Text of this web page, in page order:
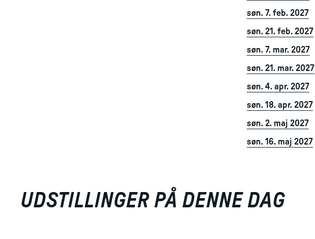
søn. 7. feb. 2027
søn. 21. feb. 2027
søn. 7. mar. 2027
søn. 21. mar. 2027
søn. 4. apr. 2027
søn. 18. apr. 2027
søn. 2. maj 2027
søn. 16. maj 2027
UDSTILLINGER PÅ DENNE DAG